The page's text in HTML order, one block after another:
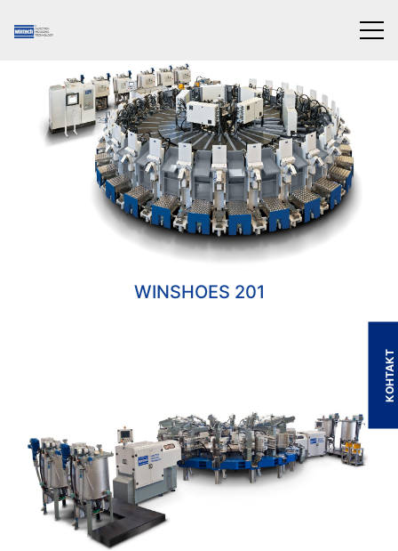
КОНТАКТ
ПОЛИУРЕТАН
WINSHOES 201